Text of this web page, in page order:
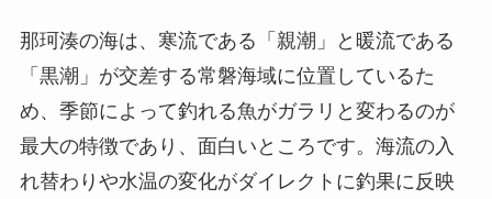
那珂湊の海は、寒流である「親潮」と暖流である
「黒潮」が交差する常磐海域に位置しているた
め、季節によって釣れる魚がガラリと変わるのが
最大の特徴であり、面白いところです。海流の入
れ替わりや水温の変化がダイレクトに釣果に反映